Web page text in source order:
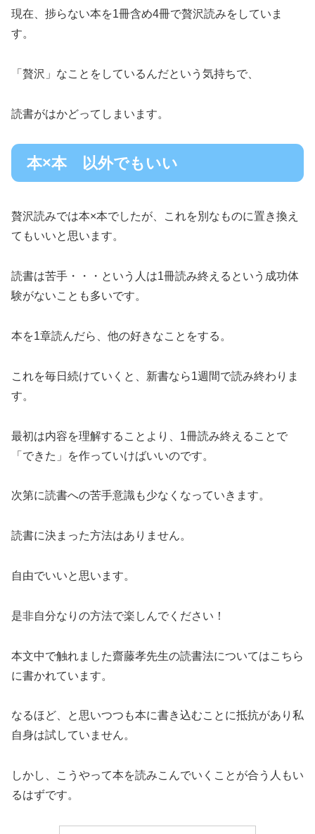
現在、捗らない本を1冊含め4冊で贅沢読みをしていま
す。
「贅沢」なことをしているんだという気持ちで、
読書がはかどってしまいます。
本×本 以外でもいい
贅沢読みでは本×本でしたが、これを別なものに置き換え
てもいいと思います。
読書は苦手・・・という人は1冊読み終えるという成功体
験がないことも多いです。
本を1章読んだら、他の好きなことをする。
これを毎日続けていくと、新書なら1週間で読み終わりま
す。
最初は内容を理解することより、1冊読み終えることで
「できた」を作っていけばいいのです。
次第に読書への苦手意識も少なくなっていきます。
読書に決まった方法はありません。
自由でいいと思います。
是非自分なりの方法で楽しんでください！
本文中で触れました齋藤孝先生の読書法についてはこちら
に書かれています。
なるほど、と思いつつも本に書き込むことに抵抗があり私
自身は試していません。
しかし、こうやって本を読みこんでいくことが合う人もい
るはずです。